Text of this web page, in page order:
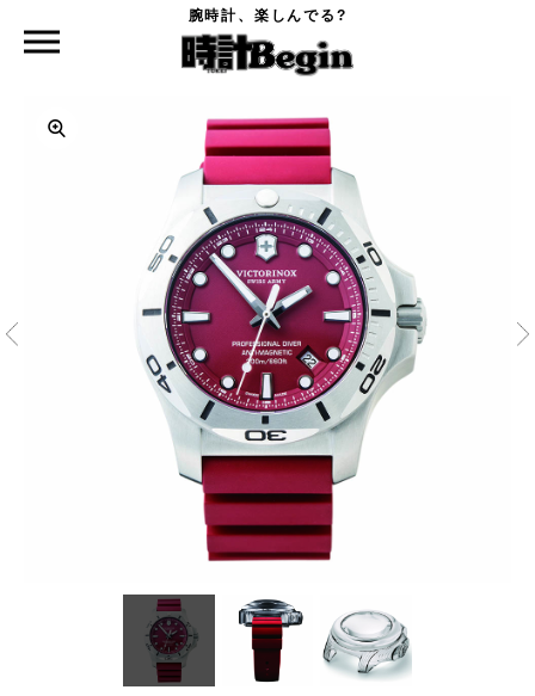
腕時計、楽しんでる?
VICTORINOX SWISS ARMY
イノックス プロフェッショナル ダイバー